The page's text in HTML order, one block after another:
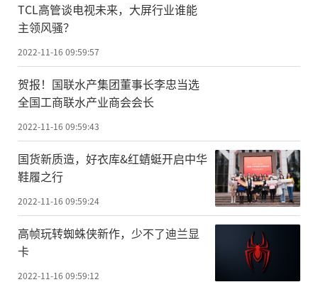
TCL高管谈电视未来，大屏行业谁能
主领风骚？
2022-11-16 09:59:57
贺报！国联水产集团董事长李忠当选
全国工商联水产业商会会长
2022-11-16 09:59:43
国货新质造，好衣库&红蜻蜓开启中华
鞋履之行
2022-11-16 09:59:24
高帧玩转蜘蛛侠新作，少不了迪兰显
卡
2022-11-16 09:59:12